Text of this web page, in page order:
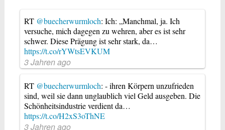
RT @buecherwurmloch: Ich: „Manchmal, ja. Ich
versuche, mich dagegen zu wehren, aber es ist sehr
schwer. Diese Prägung ist sehr stark, da…
https://t.co/rYWtsEVKUM
3 Jahren ago
RT @buecherwurmloch: - ihren Körpern unzufrieden
sind, weil sie dann unglaublich viel Geld ausgeben. Die
Schönheitsindustrie verdient da…
https://t.co/H2xS3oThNE
3 Jahren ago